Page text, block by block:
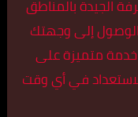
الجيدة بالمناطق
الوصول إلى وجهتك
خدمة متميزة على
في أي وقت